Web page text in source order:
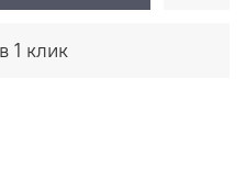
1 клик